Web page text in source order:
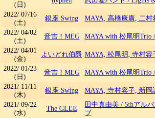
(日)
2022/ 07/16
(土)
銀座 Swing MAYA, 高橋康廣, 二村
2022/ 04/02
(土)
音吉！MEG MAYA with 松尾明Trio /
2022/ 04/01
(金)
よいどれ伯爵 MAYA, 松尾明, 寺村容
2022/ 01/23
(日)
音吉！MEG MAYA with 松尾明Trio /
2021/ 11/11
(木)
銀座 Swing MAYA, 寺村容子, 新岡
2021/ 09/22
(水)
The GLEE 田中真由美 / 5thアル
ブ